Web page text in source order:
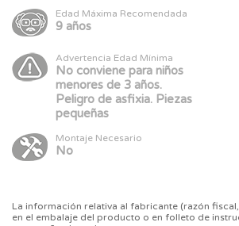
Edad Máxima Recomendada
9 años
Advertencia Edad Mínima
No conviene para niños
menores de 3 años.
Peligro de asfixia. Piezas
pequeñas
Montaje Necesario
No
La información relativa al fabricante (razón
en el embalaje del producto o en folleto de